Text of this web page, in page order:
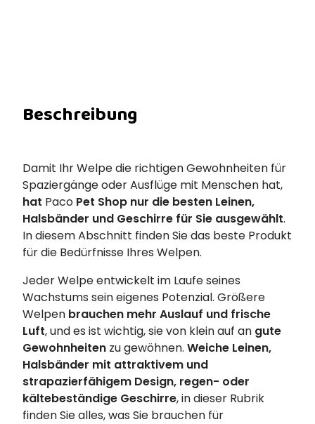
Beschreibung
Damit Ihr Welpe die richtigen Gewohnheiten für
Spaziergänge oder Ausflüge mit Menschen hat,
hat Paco Pet Shop nur die besten Leinen,
Halsbänder und Geschirre für Sie ausgewählt.
In diesem Abschnitt finden Sie das beste Produkt
für die Bedürfnisse Ihres Welpen.
Jeder Welpe entwickelt im Laufe seines
Wachstums sein eigenes Potenzial. Größere
Welpen brauchen mehr Auslauf und frische
Luft, und es ist wichtig, sie von klein auf an gute
Gewohnheiten zu gewöhnen. Weiche Leinen,
Halsbänder mit attraktivem und
strapazierfähigem Design, regen- oder
kältebeständige Geschirre, in dieser Rubrik
finden Sie alles, was Sie brauchen für